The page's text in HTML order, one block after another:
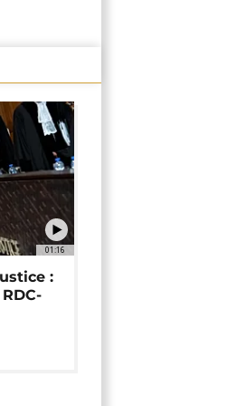
01:16
: